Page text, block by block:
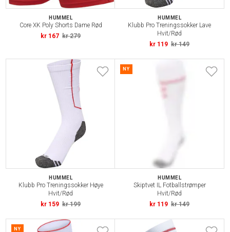
HUMMEL
Core XK Poly Shorts Dame Rød
kr 167 kr 279
HUMMEL
Klubb Pro Treningssokker Lave
Hvit/Rød
kr 119 kr 149
HUMMEL
Klubb Pro Treningssokker Høye
Hvit/Rød
kr 159 kr 199
NY
HUMMEL
Skiptvet IL Fotballstrømper
Hvit/Rød
kr 119 kr 149
NY